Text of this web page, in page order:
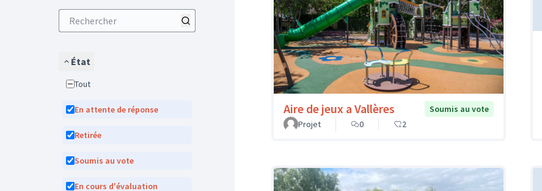
État
Tout
En attente de réponse
Retirée
Soumis au vote
En cours d'évaluation
Aire de jeux a Vallères
Soumis au vote
Projet
0 2